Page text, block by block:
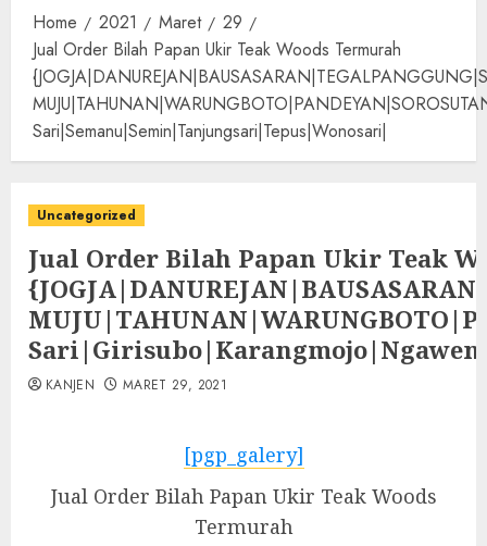
Home 2021 Maret
29
Jual Order Bilah Papan Ukir Teak Woods Termurah
Sari|Semanu|Semin|Tanjungsari|Tepus|Wonosari|
Uncategorized
Jual Order Bilah Papan Ukir Teak
KANJEN MARET 29, 2021
[pgp_galery]
Jual Order Bilah Papan Ukir Teak Woods
Termurah